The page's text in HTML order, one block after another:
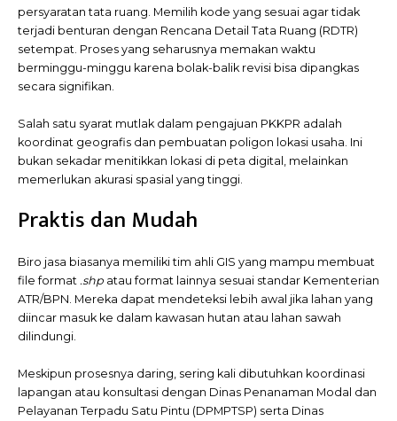
persyaratan tata ruang. Memilih kode yang sesuai agar tidak
terjadi benturan dengan Rencana Detail Tata Ruang (RDTR)
setempat. Proses yang seharusnya memakan waktu
berminggu-minggu karena bolak-balik revisi bisa dipangkas
secara signifikan.
Salah satu syarat mutlak dalam pengajuan PKKPR adalah
koordinat geografis dan pembuatan poligon lokasi usaha. Ini
bukan sekadar menitikkan lokasi di peta digital, melainkan
memerlukan akurasi spasial yang tinggi.
Praktis dan Mudah
Biro jasa biasanya memiliki tim ahli GIS yang mampu membuat
file format .shp atau format lainnya sesuai standar Kementerian
ATR/BPN. Mereka dapat mendeteksi lebih awal jika lahan yang
diincar masuk ke dalam kawasan hutan atau lahan sawah
dilindungi.
Meskipun prosesnya daring, sering kali dibutuhkan koordinasi
lapangan atau konsultasi dengan Dinas Penanaman Modal dan
Pelayanan Terpadu Satu Pintu (DPMPTSP) serta Dinas